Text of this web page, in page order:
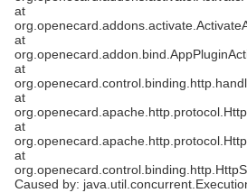
at
at
at
at
at
at
Caused by: